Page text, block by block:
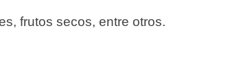
frutos secos, entre otros.